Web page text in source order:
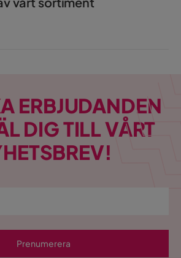
ERBJUDANDEN
DIG TILL VÅRT
Prenumerera